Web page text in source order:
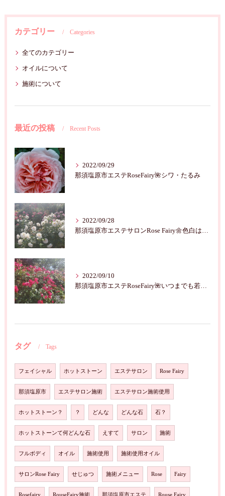
カテゴリー Categories
全てのカテゴリー
オイルについて
施術について
最近の投稿 Recent Posts
2022/09/29
那須塩原市エステRoseFairy🌺シワ・たるみ
2022/09/28
2022/09/10
那須塩原市エステRoseFairy🌺いつまでも若々しく綺麗に💝
タグ Tags
フェイシャル ホットストーン エステサロン Rose Fairy
那須塩原市 エステサロン施術 エステサロン施術使用
ホットストーン？ ？ どんな どんな石 石？
ホットストーンて何どんな石 えすて サロン 施術
フルボディ オイル 施術使用 施術使用オイル
サロンRose Fairy せじゅつ 施術メニュー Rose Fairy
Rosefairy RouseFairy施術 那須塩原市エステ Rouse Fairy